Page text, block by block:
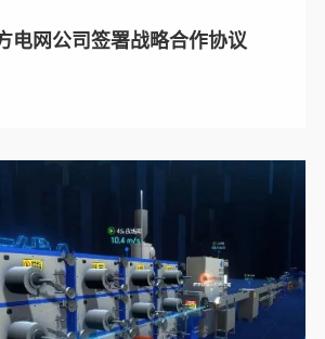
电网公司签署战略合作协议